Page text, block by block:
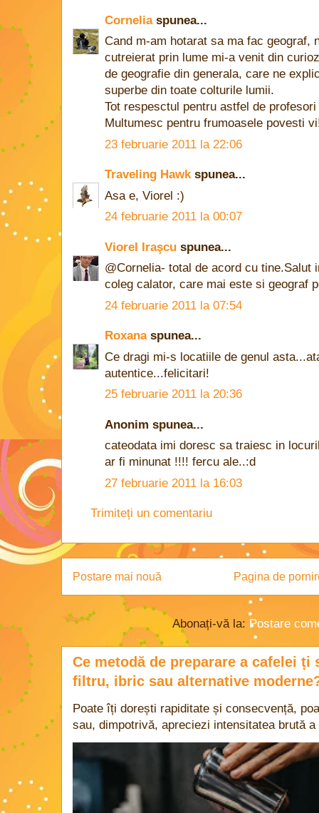
Corneliaspunea...
Cand m-am hotarat sa ma fac geograf,
cutreierat prin lume mi-a venit din
de geografie din generala, care ne
superbe din toate colturile lumii.
Tot respesctul pentru astfel de
Multumesc pentru frumoasele povesti
23 februarie 2011 la 22:06
Traveling Hawkspunea...
Asa e, Viorel :)
24 februarie 2011 la 00:07
Viorel Iraşcu spunea...
@Cornelia- total de acord cu tine.Salut
coleg calator, care mai este si geograf
24 februarie 2011 la 07:54
Roxanaspunea...
Ce dragi mi-s locatiile de genul
autentice...felicitari!
25 februarie 2011 la 20:36
Anonim spunea...
cateodata imi doresc sa traiesc in
ar fi minunat !!!! fercu ale..:d
27 februarie 2011 la 16:03
Trimiteți un comentariu
Postare mai nouă Pagina de
Abonați-vă la:Postare
Ce metodă de preparare a cafelei
filtru, ibric sau alternative
Poate îți dorești rapiditate și consecvență,
sau, dimpotrivă, apreciezi intensitatea brută